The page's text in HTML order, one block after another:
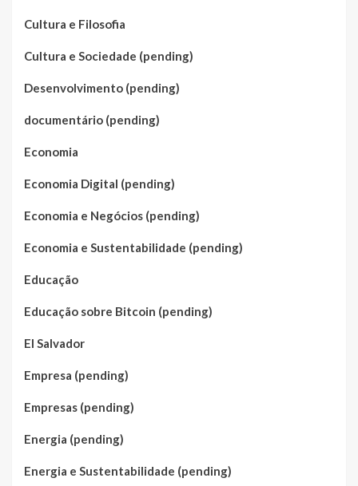
Cultura e Filosofia
Cultura e Sociedade (pending)
Desenvolvimento (pending)
documentário (pending)
Economia
Economia Digital (pending)
Economia e Negócios (pending)
Economia e Sustentabilidade (pending)
Educação
Educação sobre Bitcoin (pending)
El Salvador
Empresa (pending)
Empresas (pending)
Energia (pending)
Energia e Sustentabilidade (pending)